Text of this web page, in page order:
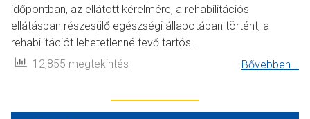
időpontban, az ellátott kérelmére, a rehabilitációs
ellátásban részesülő egészségi állapotában történt, a
rehabilitációt lehetetlenné tevő tartós…
12,855 megtekintés
Bővebben...